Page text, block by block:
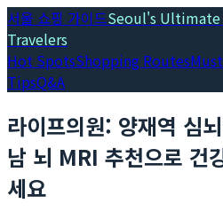
서울 쇼핑 가이드Seoul's
Travelers
Hot SpotsShopping Routes
TipsQ&A
라이프의원: 양재역 심
남 뇌 MRI 추천으로 건
세요